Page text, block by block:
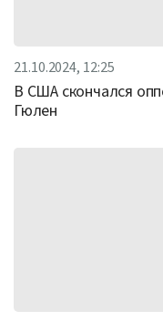
21.10.2024, 12:25
В США скончался
Гюлен